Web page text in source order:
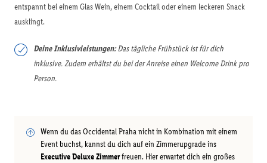
entspannt bei einem Glas Wein, einem Cocktail oder einem leckeren Snack
ausklingt.
Deine Inklusivleistungen:Das tägliche Frühstück ist für dich
inklusive. Zudem erhältst du bei der Anreise einen Welcome Drink pro
Person.
Wenn du das Occidental Praha nicht in Kombination mit einem
Event buchst, kannst du dich auf ein Zimmerupgrade ins
Executive Deluxe Zimmerfreuen. Hier erwartet dich ein großes